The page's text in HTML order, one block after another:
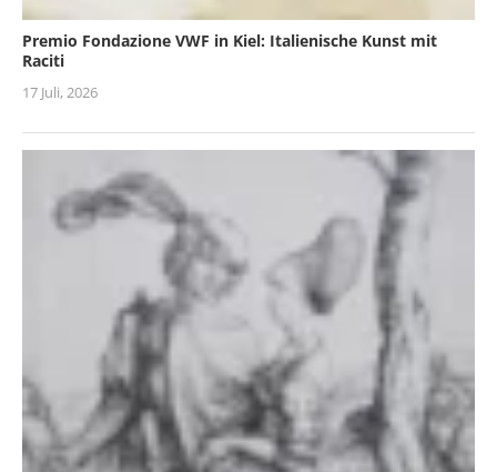
Premio Fondazione VWF in Kiel: Italienische Kunst mit
Raciti
17 Juli, 2026